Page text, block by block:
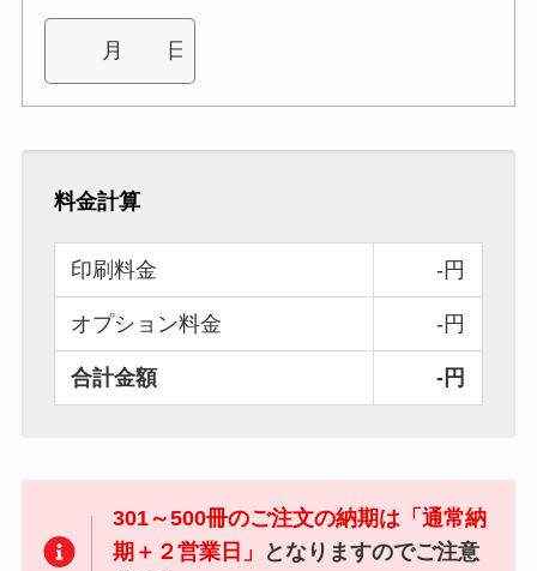
料金計算
印刷料金 -円
オプション料金 -円
合計金額 -円
301～500冊のご注文の納期は「通常納
期＋２営業日」
となりますのでご注意